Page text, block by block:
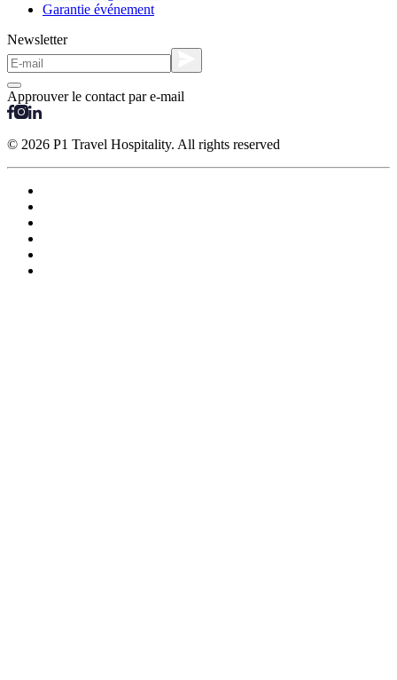
Garantie événement
Newsletter
Approuver le contact par e-mail
© 2026 P1 Travel Hospitality. All rights reserved